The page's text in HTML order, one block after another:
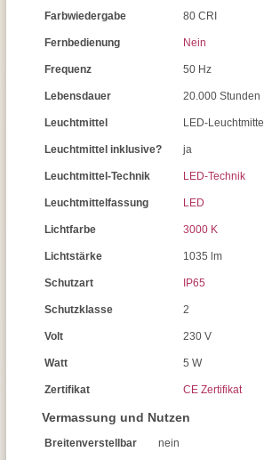
Farbwiedergabe 80 CRI
Fernbedienung Nein
Frequenz 50 Hz
Lebensdauer 20.000 Stunden
Leuchtmittel LED-Leuchtmittel
Leuchtmittel inklusive? ja
Leuchtmittel-Technik LED-Technik
Leuchtmittelfassung LED
Lichtfarbe 3000 K
Lichtstärke 1035 lm
Schutzart IP65
Schutzklasse 2
Volt 230 V
Watt 5 W
Zertifikat CE Zertifikat
Vermassung und Nutzen
Breitenverstellbar nein